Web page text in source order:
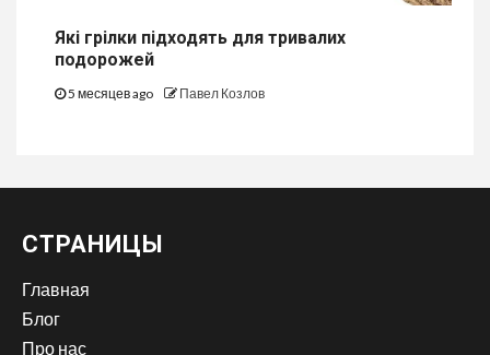
Які грілки підходять для тривалих
подорожей
5 месяцев ago Павел Козлов
СТРАНИЦЫ
Главная
Блог
Про нас